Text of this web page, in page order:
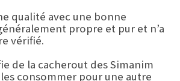
qualité avec une bonne
propre et pur et n’a
vérifié.
de la cacherout des Simanim
consommer pour une autre